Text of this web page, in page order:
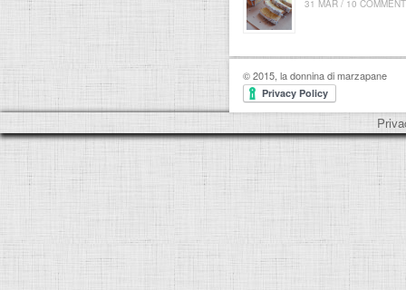
31 MAR / 10
© 2015, la donnina di marzapane